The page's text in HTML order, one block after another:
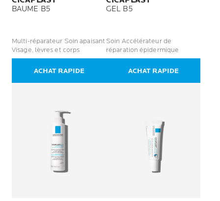
BAUME B5
Multi-réparateur Soin apaisant
Visage, lèvres et corps
ACHAT RAPIDE
GEL B5
Soin Accélérateur de
réparation épidermique
ACHAT RAPIDE